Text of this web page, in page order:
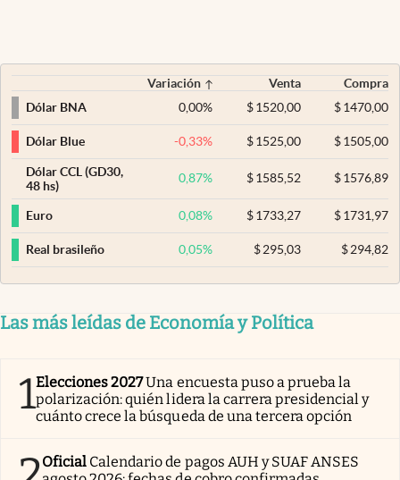
Variación Venta
Compra
Dólar BNA
0,00% $ 1520,00 $1470,00
Dólar Blue -0,33% $ 1525,00 $1505,00
Dólar CCL (GD30,
48 hs)
0,87% $ 1585,52 $1576,89
Euro 0,08% $ 1733,27 $1731,97
Real brasileño 0,05% $ 295,03 $294,82
Las más leídas de Economía y Política
1Elecciones 2027Una encuesta puso a prueba la
polarización: quién lidera la carrera presidencial y
cuánto crece la búsqueda de una tercera opción
Oficial Calendario de pagos AUH y SUAF ANSES